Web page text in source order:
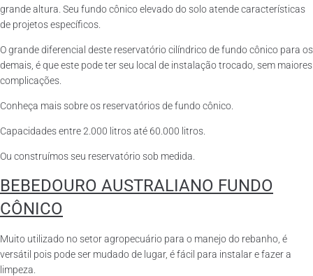
grande altura. Seu fundo cônico elevado do solo atende características
de projetos específicos.
O grande diferencial deste reservatório cilíndrico de fundo cônico para os
demais, é que este pode ter seu local de instalação trocado, sem maiores
complicações.
Conheça mais sobre os reservatórios de fundo cônico.
Capacidades entre 2.000 litros até 60.000 litros.
Ou construímos seu reservatório sob medida.
BEBEDOURO AUSTRALIANO FUNDO
CÔNICO
Muito utilizado no setor agropecuário para o manejo do rebanho, é
versátil pois pode ser mudado de lugar, é fácil para instalar e fazer a
limpeza.